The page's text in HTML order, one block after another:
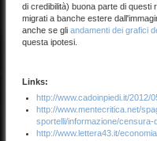
di credibilità) buona parte di questi
migrati a banche estere
anche se gli andamenti dei grafici
questa ipotesi.
Links:
http://www.cadoinpiedi.it/2012/
http://www.mentecritica.net/
sportelli/informazione/
http://www.lettera43.it/